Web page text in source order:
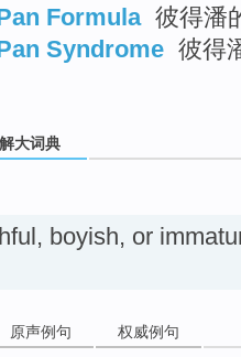
Formula 彼得潘
Syndrome 彼得
大词典
boyish, or
原声例句 权威例句